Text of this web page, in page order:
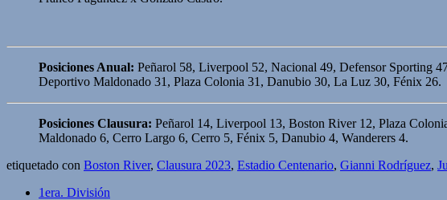
Posiciones Anual: Peñarol 58, Liverpool 52, Nacional 49, Defensor Sporting
Deportivo Maldonado 31, Plaza Colonia 31, Danubio 30, La Luz 30, Fénix 26.
Posiciones Clausura: Peñarol 14, Liverpool 13, Boston River 12, Plaza
Maldonado 6, Cerro Largo 6, Cerro 5, Fénix 5, Danubio 4, Wanderers 4.
etiquetado con Boston River, Clausura 2023, Estadio Centenario, Gianni Rodríguez,
1era. División